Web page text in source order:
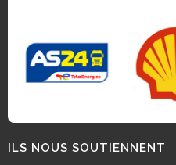
ILS NOUS SOUTIENNENT